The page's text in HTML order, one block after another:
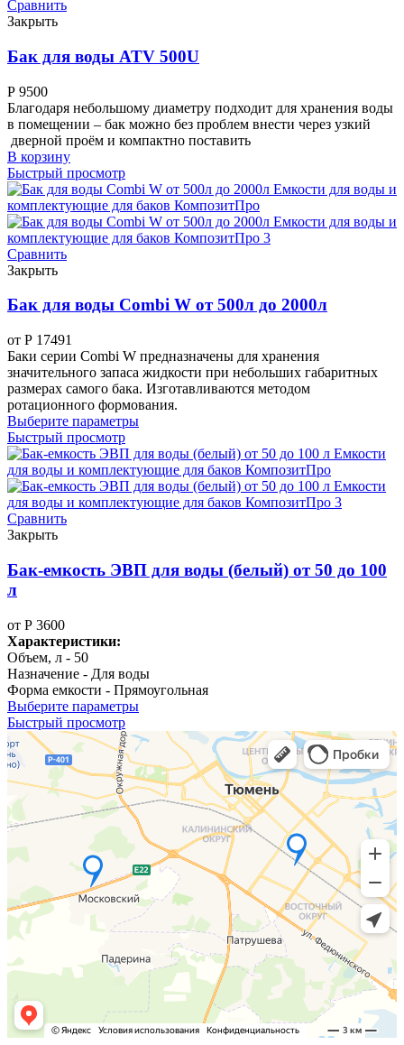
Сравнить
Закрыть
Бак для воды ATV 500U
Р 9500
Благодаря небольшому диаметру подходит для хранения воды
в помещении – бак можно без проблем внести через узкий
дверной проём и компактно поставить
В корзину
Быстрый просмотр
Сравнить
Закрыть
Бак для воды Combi W от 500л до 2000л
от Р 17491
Баки серии Combi W предназначены для хранения
значительного запаса жидкости при небольших габаритных
размерах самого бака. Изготавливаются методом
ротационного формования.
Выберите параметры
Быстрый просмотр
Сравнить
Закрыть
Бак-емкость ЭВП для воды (белый) от 50 до 100
л
от Р 3600
Характеристики:
Объем, л - 50
Назначение - Для воды
Форма емкости - Прямоугольная
Выберите параметры
Быстрый просмотр